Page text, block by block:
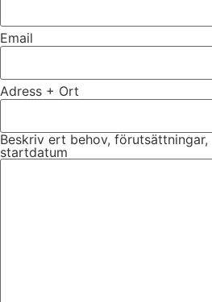
Email
Adress + Ort
Beskriv ert behov,
startdatum